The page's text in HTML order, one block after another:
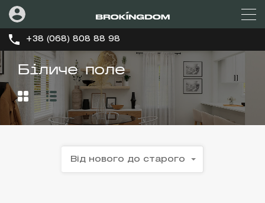
+38 (068) 808 88 98
Біличе поле
Від нового до старого